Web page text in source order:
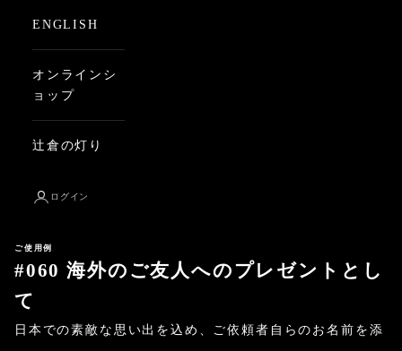
ENGLISH
オンラインシ
ョップ
辻倉の灯り
ログイン
ご使用例
#060 海外のご友人へのプレゼントとし
て
日本での素敵な思い出を込め、ご依頼者自らのお名前を添